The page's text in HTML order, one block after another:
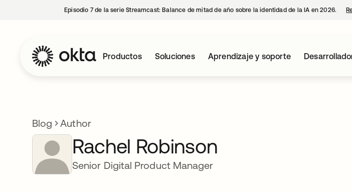
Episodio 7 de la serie Streamcast: Balance de mitad de año sobre la identidad de la IA en 2026.
Productos Soluciones Aprendizaje y soporte
Blog Author
Rachel Robinson
Senior Digital Product Manager